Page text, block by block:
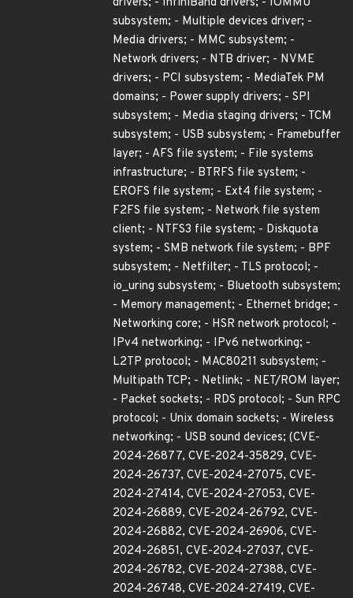
subsystem; - Multiple devices driver; -
Media drivers; - MMC subsystem; -
Network drivers; - NTB driver; - NVME
drivers; - PCI subsystem; - MediaTek PM
domains; - Power supply drivers; - SPI
subsystem; - Media staging drivers; - TCM
subsystem; - USB subsystem; - Framebuffer
layer; - AFS file system; - File systems
infrastructure; - BTRFS file system; -
EROFS file system; - Ext4 file system; -
F2FS file system; - Network file system
client; - NTFS3 file system; - Diskquota
system; - SMB network file system; - BPF
subsystem; - Netfilter; - TLS protocol; -
io_uring subsystem; - Bluetooth subsystem;
- Memory management; - Ethernet bridge; -
Networking core; - HSR network protocol; -
IPv4 networking; - IPv6 networking; -
L2TP protocol; - MAC80211 subsystem; -
Multipath TCP; - Netlink; - NET/ROM layer;
- Packet sockets; - RDS protocol; - Sun RPC
protocol; - Unix domain sockets; - Wireless
networking; - USB sound devices; (CVE-
2024-26877, CVE-2024-35829, CVE-
2024-26737, CVE-2024-27075, CVE-
2024-27414, CVE-2024-27053, CVE-
2024-26889, CVE-2024-26792, CVE-
2024-26882, CVE-2024-26906, CVE-
2024-26851, CVE-2024-27037, CVE-
2024-26782, CVE-2024-27388, CVE-
2024-26748, CVE-2024-27419, CVE-